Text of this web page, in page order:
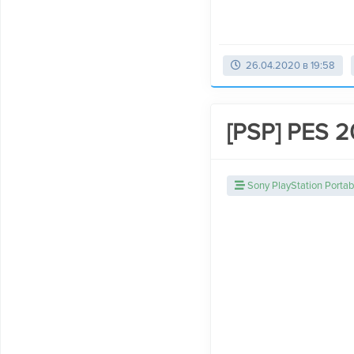
26.04.2020 в 19:58
[PSP] PES
Sony PlayStation